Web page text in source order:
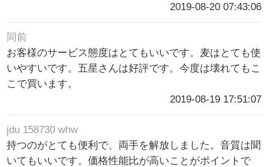
2019-08-20 07:43:06
同前
お客様のサービス態度はとてもいいです。麦はとても使
いやすいです。五星さんは好評です。今度は壊れてもこ
こで買います。
2019-08-19 17:51:07
jdu 158730 whw
持つのがとても便利で、両手を解放しました。音質は聞
いてもいいです。価格性能比が高いことがポイントで